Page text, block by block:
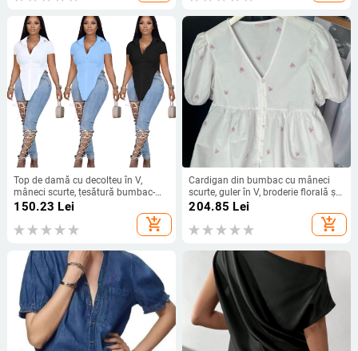
Top de damă cu decolteu în V,
mâneci scurte, țesătură bumbac-
poliester, tiv neregulat
150.23 Lei
add_shopping_cart
Cardigan din bumbac cu mâneci
scurte, guler în V, broderie florală și
nasturi
204.85 Lei
add_shopping_cart